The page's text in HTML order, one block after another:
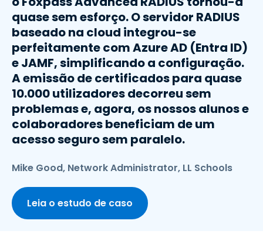
quase sem esforço. O servidor RADIUS
baseado na cloud integrou-se
perfeitamente com Azure AD (Entra ID)
e JAMF, simplificando a configuração.
A emissão de certificados para quase
10.000 utilizadores decorreu sem
problemas e, agora, os nossos alunos e
colaboradores beneficiam de um
acesso seguro sem paralelo.
Mike Good, Network Administrator, LL Schools
Leia o estudo de caso